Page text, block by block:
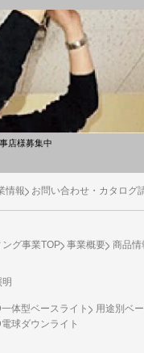
店様募集中
情報 お問い合わせ・カタログ
ング事業TOP 事業概要 商品情
体型ベースライト
用途別ベ
球ダウンライト